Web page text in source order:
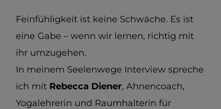
Feinfühligkeit ist keine Schwäche. Es ist
eine Gabe – wenn wir lernen, richtig mit
ihr umzugehen.
In meinem Seelenwege Interview spreche
ich mit Rebecca Diener, Ahnencoach,
Yogalehrerin und Raumhalterin für